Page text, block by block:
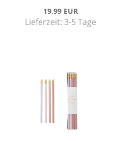
19,99 EUR
Lieferzeit: 3-5 Tage